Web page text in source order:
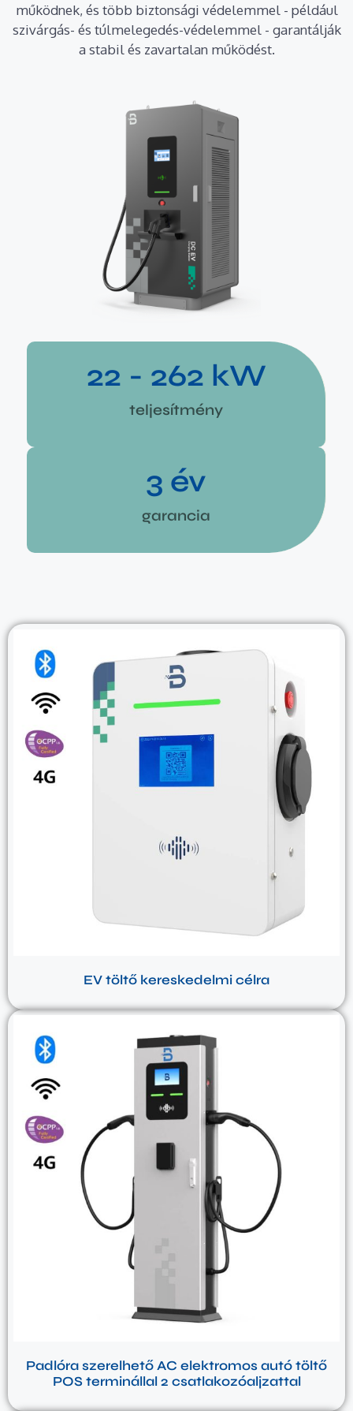
működnek, és több biztonsági védelemmel - például
szivárgás- és túlmelegedés-védelemmel - garantálják
a stabil és zavartalan működést.
teljesítmény
22 - 262 kW
garancia
3 év
EV töltő kereskedelmi célra
Padlóra szerelhető AC elektromos autó töltő
POS terminállal 2 csatlakozóaljzattal